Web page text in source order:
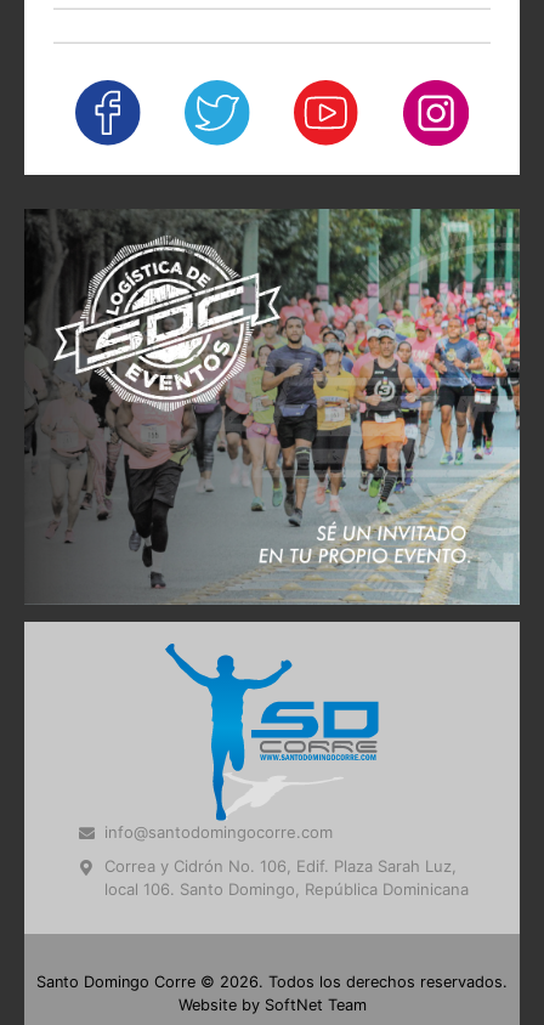
info@santodomingocorre.com
Correa y Cidrón No. 106, Edif. Plaza Sarah Luz,
local 106. Santo Domingo, República Dominicana
Santo Domingo Corre © 2026. Todos los derechos reservados.
Website by SoftNet Team